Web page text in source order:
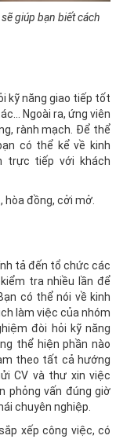
giúp bạn biết cách
kỹ năng giao tiếp tốt
Ngoài ra, ứng viên
rành mạch. Để thể
có thể kể về kinh
trực tiếp với khách
hòa đồng, cởi mở.
tả đến tổ chức các
tra nhiều lần để
có thể nói về kinh
làm việc của nhóm
đòi hỏi kỹ năng
thể hiện phần nào
theo tất cả hướng
CV và thư xin việc
phỏng vấn đúng giờ
chuyên nghiệp.
xếp công việc, có